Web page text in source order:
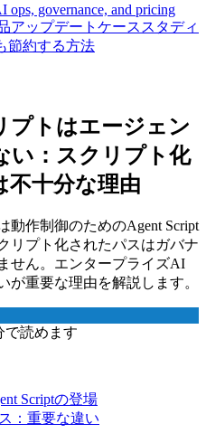
ops, governance, and pricing
アップデート ケーススタディ
節約する方法
プトはエージェン
い：スクリプト化
不十分な理由
動作制御のためのAgent Script
リプト化されたパスはガバナ
せん。エンタープライズAI
が重要な理由を解説します。
で読めます
Scriptの登場
：重要な違い